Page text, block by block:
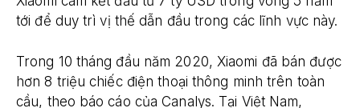
tới để duy trì vị thế dẫn đầu trong các lĩnh vực này.
Trong 10 tháng đầu năm 2020, Xiaomi đã bán được
hơn 8 triệu chiếc điện thoại thông minh trên toàn
cầu, theo báo cáo của Canalys. Tại Việt Nam,